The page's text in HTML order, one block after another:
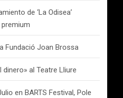
de ‘La Odisea’
Fundació Joan Brossa
dinero» al Teatre Lliure
en BARTS Festival, Pole